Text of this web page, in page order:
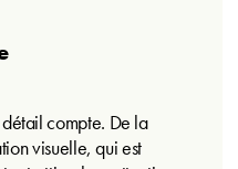
compte. De la
visuelle, qui est